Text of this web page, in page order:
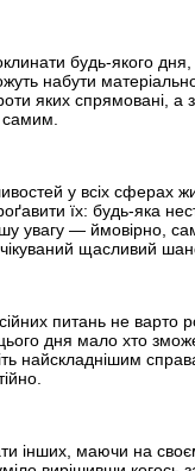
будь-якого
набути
яких спрямовані, а
у всіх сферах
їх: будь-яка
увагу — ймовірно,
щасливий
питань не варто
дня мало хто
найскладнішим
інших, маючи на